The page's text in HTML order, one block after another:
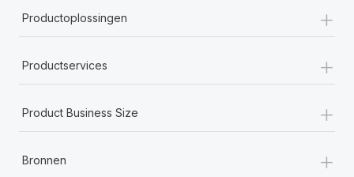
Productoplossingen +
Productservices +
Product Business Size +
Bronnen +